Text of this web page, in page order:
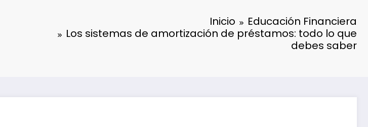
Inicio
Educación Financiera
Los sistemas de amortización de préstamos: todo lo que
debes saber